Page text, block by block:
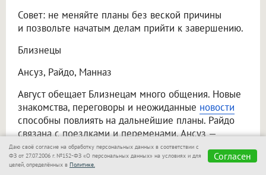
Совет: не меняйте планы без веской причины
и позвольте начатым делам прийти к завершению.
Близнецы
Ансуз, Райдо, Манназ
Август обещает Близнецам много общения. Новые
знакомства, переговоры и неожиданные новости
способны повлиять на дальнейшие планы. Райдо
связана с поездками и переменами, Ансуз —
с информацией и разговорами, а Манназ
предлагает внимательнее разобраться
Даю своё согласие на обработку персональных данных в соответствии с
ФЗ от 27.07.2006 г. №152-ФЗ «О персональных данных» на условиях и для
целей, определённых в Политике.
Согласен